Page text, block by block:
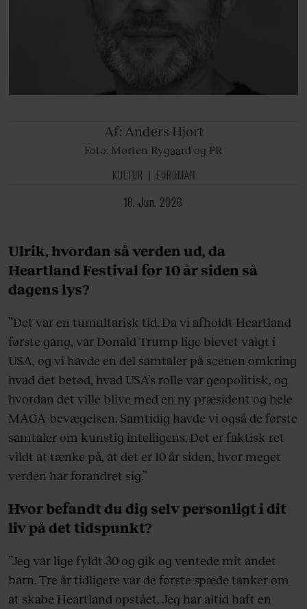
Af: Anders Hjort
Foto: Morten Rygaard og PR
KULTUR EUROMAN
18. Jun. 2026
Ulrik, hvordan så verden ud, da
Heartland Festival for 10 år siden så
dagens lys?
”Det var en tumultarisk tid. Da vi afholdt Heartland
første gang, var Donald Trump lige blevet valgt i
USA, og vi havde en del samtaler på scenen omkring
hvad det betød, hvad USA’s rolle var geopolitisk, og
hvordan det ville blive med en ny præsident og hele
MAGA-bevægelsen. Samtidig havde vi også de første
samtaler om kunstig intelligens. Det er faktisk ret
vildt at tænke på, at det er 10 år siden, hvor meget
verden har forandret sig.”
Hvor befandt du dig selv personligt i dit
liv på det tidspunkt?
”Jeg var lige fyldt 30 og gik og ventede mit andet
barn. Tre år tidligere var de første spæde tanker om
at skabe Heartland opstået. Jeg har altid haft en